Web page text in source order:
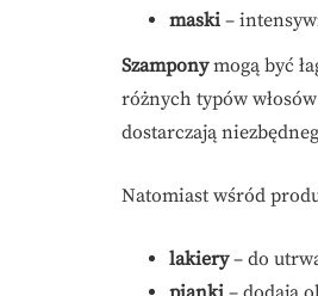
maski –
Szamponymogą być
różnych typów
dostarczają
Natomiast wśród
lakiery– do